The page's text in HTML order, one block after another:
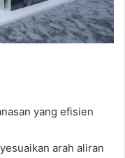
yang efisien
arah aliran